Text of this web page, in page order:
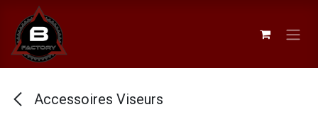
Se rendre au contenu
Accessoires Viseurs